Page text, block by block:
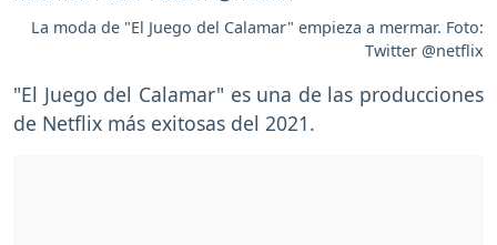
La moda de "El Juego del Calamar" empieza a mermar. Foto:
Twitter @netflix
"El Juego del Calamar" es una de las producciones
de Netflix más exitosas del 2021.